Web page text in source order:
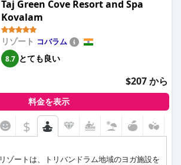
Taj Green Cove Resort and Spa
Kovalam
リゾート コバラム
8.7 とても良い
$207 から
料金を表示
$
ゾートは、トリバンドラム地域のヨガ施設を